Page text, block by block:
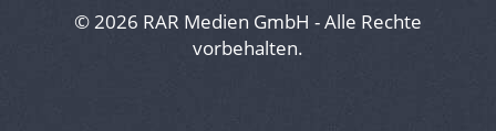
© 2026 RAR Medien GmbH - Alle Rechte
vorbehalten.